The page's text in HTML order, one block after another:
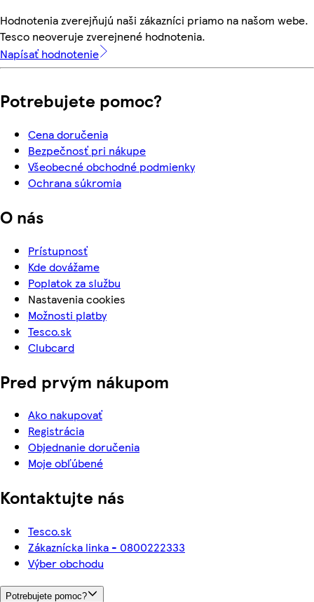
Hodnotenia zverejňujú naši zákazníci priamo na našom webe.
Tesco neoveruje zverejnené hodnotenia.
Napísať hodnotenie
Potrebujete pomoc?
Cena doručenia
Bezpečnosť pri nákupe
Všeobecné obchodné podmienky
Ochrana súkromia
O nás
Prístupnosť
Kde dovážame
Poplatok za službu
Nastavenia cookies
Možnosti platby
Tesco.sk
Clubcard
Pred prvým nákupom
Ako nakupovať
Registrácia
Objednanie doručenia
Moje obľúbené
Kontaktujte nás
Tesco.sk
Zákaznícka linka - 0800222333
Výber obchodu
Potrebujete pomoc?